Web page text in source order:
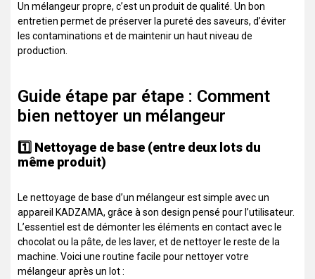
Un mélangeur propre, c’est un produit de qualité. Un bon
entretien permet de préserver la pureté des saveurs, d’éviter
les contaminations et de maintenir un haut niveau de
production.
Guide étape par étape : Comment
bien nettoyer un mélangeur
1️⃣ Nettoyage de base (entre deux lots du
même produit)
Le nettoyage de base d’un mélangeur est simple avec un
appareil KADZAMA, grâce à son design pensé pour l’utilisateur.
L’essentiel est de démonter les éléments en contact avec le
chocolat ou la pâte, de les laver, et de nettoyer le reste de la
machine. Voici une routine facile pour nettoyer votre
mélangeur après un lot :